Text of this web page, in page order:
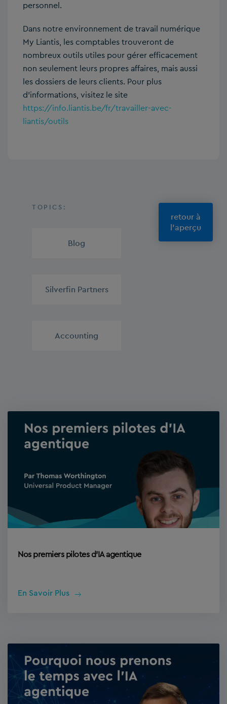
Nos premiers pilotes d’IA agentique
En Savoir Plus
personnel.
Dans notre environnement de travail numérique
My Liantis, les comptables trouveront de
nombreux outils utiles pour gérer efficacement
non seulement leurs propres affaires, mais aussi
les dossiers de leurs clients. Pour plus
d’informations, visitez le site
https://info.liantis.be/fr/travailler-avec-
liantis/outils
TOPICS:
Blog
Silverfin Partners
Accounting
retour à
l'aperçu